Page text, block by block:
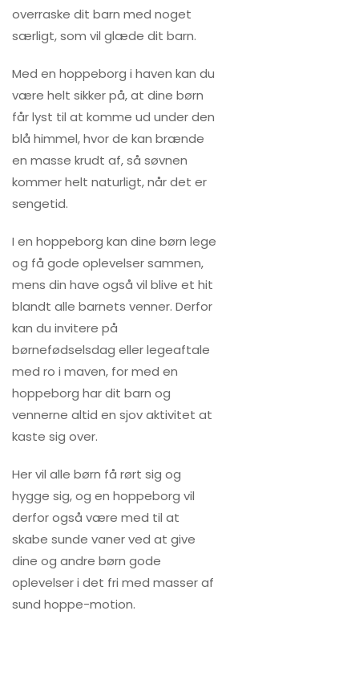
overraske dit barn med noget
særligt, som vil glæde dit barn.
Med en hoppeborg i haven kan du
være helt sikker på, at dine børn
får lyst til at komme ud under den
blå himmel, hvor de kan brænde
en masse krudt af, så søvnen
kommer helt naturligt, når det er
sengetid.
I en hoppeborg kan dine børn lege
og få gode oplevelser sammen,
mens din have også vil blive et hit
blandt alle barnets venner. Derfor
kan du invitere på
børnefødselsdag eller legeaftale
med ro i maven, for med en
hoppeborg har dit barn og
vennerne altid en sjov aktivitet at
kaste sig over.
Her vil alle børn få rørt sig og
hygge sig, og en hoppeborg vil
derfor også være med til at
skabe sunde vaner ved at give
dine og andre børn gode
oplevelser i det fri med masser af
sund hoppe-motion.